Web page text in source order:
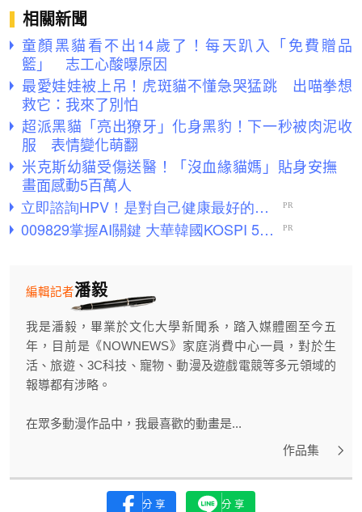
相關新聞
童顏黑貓看不出14歲了！每天趴入「免費贈品
籃」 志工心酸曝原因
最愛娃娃被上吊！虎斑貓不懂急哭猛跳 出喵拳想
救它：我來了別怕
超派黑貓「亮出獠牙」化身黑豹！下一秒被肉泥收
服 表情變化萌翻
米克斯幼貓受傷送醫！「沒血緣貓媽」貼身安撫
畫面感動5百萬人
潘毅
編輯記者
我是潘毅，畢業於文化大學新聞系，踏入媒體圈至今五
年，目前是《NOWNEWS》家庭消費中心一員，對於生
活、旅遊、3C科技、寵物、動漫及遊戲電競等多元領域的
報導都有涉略。
在眾多動漫作品中，我最喜歡的動畫是...
作品集
分享 分享